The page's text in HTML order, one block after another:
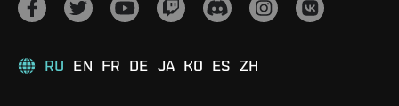
RU EN FR DE JA KO ES ZH